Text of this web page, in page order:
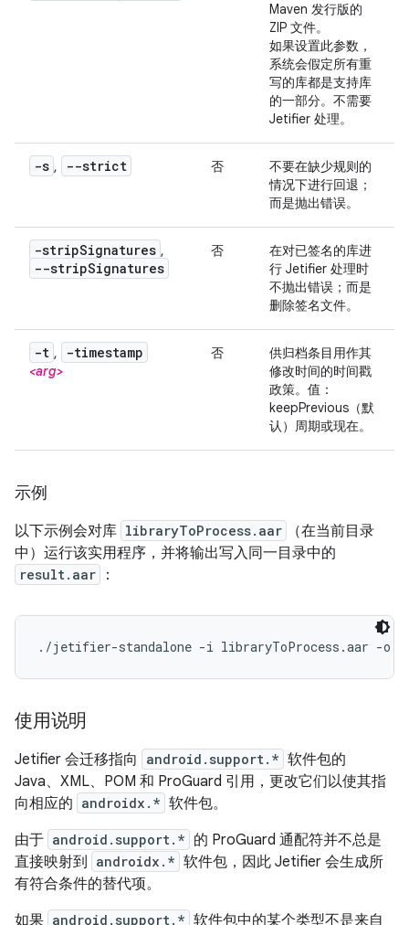
Maven 发行版的
ZIP 文件。
如果设置此参数，
系统会假定所有重
写的库都是支持库
的一部分。不需要
Jetifier 处理。
-s , --strict 否
不要在缺少规则的
情况下进行回退；
而是抛出错误。
-stripSignatures ,
--stripSignatures
否
在对已签名的库进
行 Jetifier 处理时
不抛出错误；而是
删除签名文件。
-t , -timestamp
<arg>
否
供归档条目用作其
修改时间的时间戳
政策。值：
keepPrevious（默
认）周期或现在。
示例
以下示例会对库 libraryToProcess.aar
（在当前目录
中）运行该实用程序，并将输出写入同一目录中的
result.aar ：
使用说明
Jetifier 会迁移指向 android.support.* 软件包的
Java、XML、POM 和 ProGuard 引用，更改它们以使其指
向相应的 androidx.* 软件包。
由于 android.support.* 的 ProGuard 通配符并不总是
直接映射到
androidx.* 软件包，因此 Jetifier 会生成所
有符合条件的替代项。
如果 android.support.* 软件包中的某个类型不是来自